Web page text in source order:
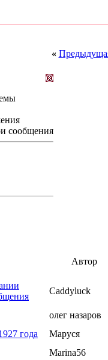
«
сообщения
Автор
Caddyluck
олег назаров
года
Маруся
Marina56